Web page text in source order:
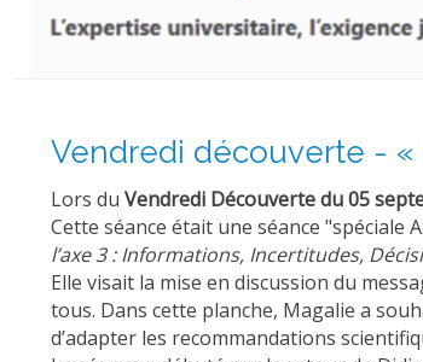
Vendredi découverte -
Lors du Vendredi Découverte du 05
Cette séance était une séance "spéciale
l’axe 3 : Informations, Incertitudes,
Elle visait la mise en discussion du
tous. Dans cette planche, Magalie a
d’adapter les recommandations